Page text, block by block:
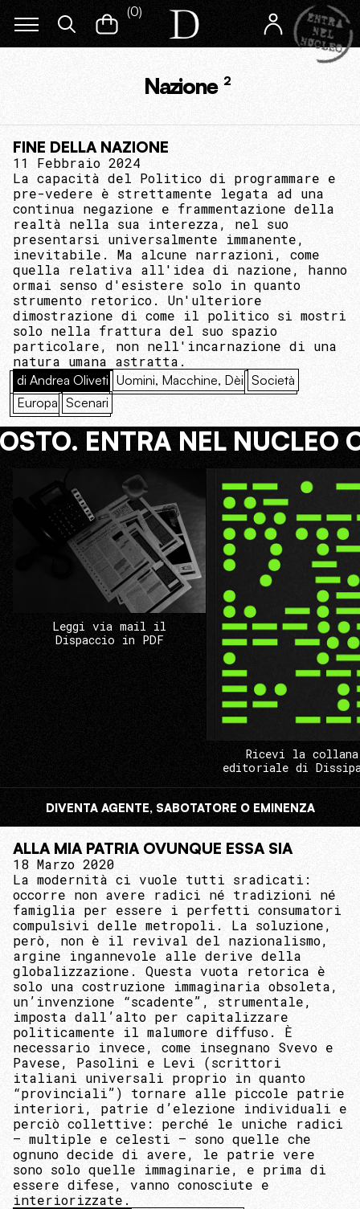
(0)
Nazione 2
FINE DELLA NAZIONE
11 Febbraio 2024
La capacità del Politico di programmare e
pre-vedere è strettamente legata ad una
continua negazione e frammentazione della
realtà nella sua interezza, nel suo
presentarsi universalmente immanente,
inevitabile. Ma alcune narrazioni, come
quella relativa all'idea di nazione, hanno
ormai senso d'esistere solo in quanto
strumento retorico. Un'ulteriore
dimostrazione di come il politico si mostri
solo nella frattura del suo spazio
particolare, non nell'incarnazione di una
natura umana astratta.
di Andrea Oliveti Uomini, Macchine, Dèi Società
Europa Scenari
ENTRA NEL NUCLEO
Leggi via mail il
Dispaccio in PDF
Ricevi la collana
editoriale di
DIVENTA AGENTE, SABOTATORE O EMINENZA
ALLA MIA PATRIA OVUNQUE ESSA SIA
18 Marzo 2020
La modernità ci vuole tutti sradicati:
occorre non avere radici né tradizioni né
famiglia per essere i perfetti consumatori
compulsivi delle metropoli. La soluzione,
però, non è il revival del nazionalismo,
argine ingannevole alle derive della
globalizzazione. Questa vuota retorica è
solo una costruzione immaginaria obsoleta,
un’invenzione “scadente”, strumentale,
imposta dall’alto per capitalizzare
politicamente il malumore diffuso. È
necessario invece, come insegnano Svevo e
Pavese, Pasolini e Levi (scrittori
italiani universali proprio in quanto
“provinciali”) tornare alle piccole patrie
interiori, patrie d’elezione individuali e
perciò collettive: perché le uniche radici
– multiple e celesti – sono quelle che
ognuno decide di avere, le patrie vere
sono solo quelle immaginarie, e prima di
essere difese, vanno conosciute e
interiorizzate.